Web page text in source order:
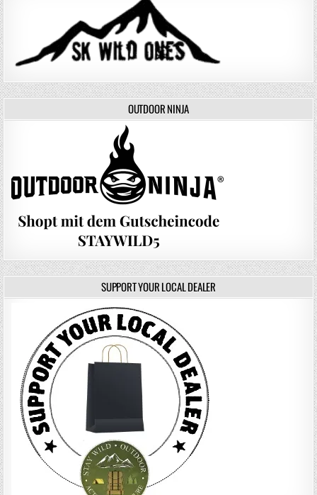
OUTDOOR NINJA
SUPPORT YOUR LOCAL DEALER